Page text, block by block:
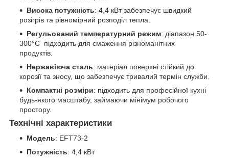
Висока потужність: 4,4 кВт забезпечує швидкий
розігрів та рівномірний розподіл тепла.
Регульований температурний режим: діапазон 50-
300°C підходить для смаження різноманітних
продуктів.
Нержавіюча сталь: матеріал поверхні стійкий до
корозії та зносу, що забезпечує тривалий термін служби.
Компактні розміри: підходить для професійної кухні
будь-якого масштабу, займаючи мінімум робочого
простору.
Технічні характеристики
Модель: EFT73-2
Потужність: 4,4 кВт